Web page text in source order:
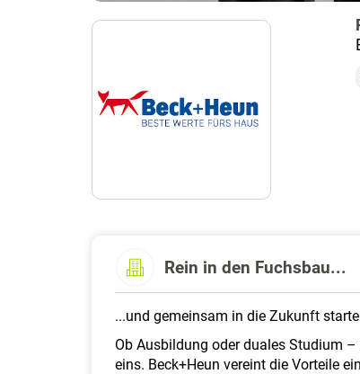
Rein in den Fuchsbau...
...und gemeinsam in die Zukunft
Ob Ausbildung oder duales Studium
eins. Beck+Heun vereint die Vorteile